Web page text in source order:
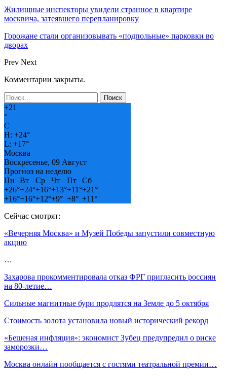
Жилищные инспекторы увидели странное в квартире
москвича, затеявшего перепланировку
Горожане стали организовывать «подпольные» парковки во
дворах
Prev Next
Комментарии закрыты.
+21
°
C
H: +24°
L: +17°
Москва
Воскресенье, 09 Август
Прогноз на неделю
Пн
Вт Ср Чт Пт
Сб
+26°+24°+16°+13°+11°+21°
+16°+16°+12°+9° +8° +11°
Сейчас смотрят:
«Вечерняя Москва» и Музей Победы запустили совместную
акцию
…
Захарова прокомментировала отказ ФРГ пригласить россиян
на 80-летие…
Сильные магнитные бури продлятся на Земле до 5 октября
Стоимость золота установила новый исторический рекорд
«Бешеная инфляция»: экономист Зубец предупредил о риске
заморозки…
Москва онлайн пообщается с гостями театральной премии…